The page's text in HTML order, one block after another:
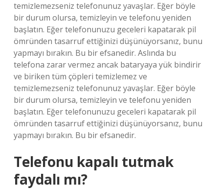
temizlemezseniz telefonunuz yavaşlar. Eğer böyle
bir durum olursa, temizleyin ve telefonu yeniden
başlatın. Eğer telefonunuzu geceleri kapatarak pil
ömründen tasarruf ettiğinizi düşünüyorsanız, bunu
yapmayı bırakın. Bu bir efsanedir. Aslında bu
telefona zarar vermez ancak bataryaya yük bindirir
ve biriken tüm çöpleri temizlemez ve
temizlemezseniz telefonunuz yavaşlar. Eğer böyle
bir durum olursa, temizleyin ve telefonu yeniden
başlatın. Eğer telefonunuzu geceleri kapatarak pil
ömründen tasarruf ettiğinizi düşünüyorsanız, bunu
yapmayı bırakın. Bu bir efsanedir.
Telefonu kapalı tutmak
faydalı mı?